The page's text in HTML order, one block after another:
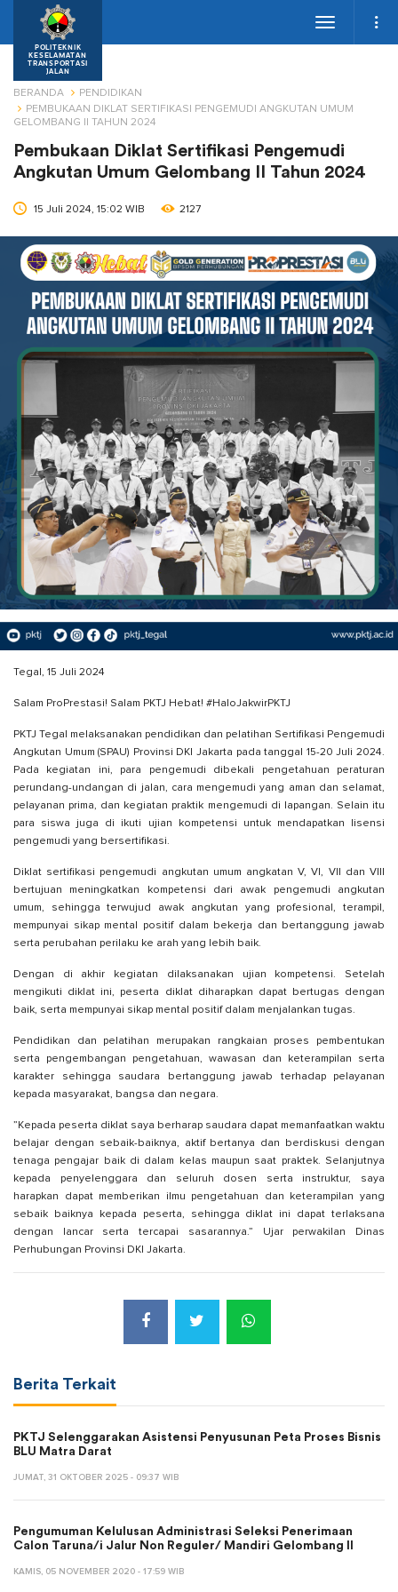
POLITEKNIK
KESELAMATAN
TRANSPORTASI
JALAN
Toggle
BERANDA
PENDIDIKAN
PEMBUKAAN DIKLAT SERTIFIKASI PENGEMUDI ANGKUTAN UMUM
GELOMBANG II TAHUN 2024
Pembukaan Diklat Sertifikasi Pengemudi
Angkutan Umum Gelombang II Tahun 2024
15 Juli 2024, 15:02 WIB 2127
Tegal, 15 Juli 2024
Salam ProPrestasi! Salam PKTJ Hebat! #HaloJakwirPKTJ
PKTJ Tegal melaksanakan pendidikan dan pelatihan Sertifikasi Pengemudi
Angkutan Umum (SPAU) Provinsi DKI Jakarta pada tanggal 15-20 Juli 2024.
Pada kegiatan ini, para pengemudi dibekali pengetahuan peraturan
perundang-undangan di jalan, cara mengemudi yang aman dan selamat,
pelayanan prima, dan kegiatan praktik mengemudi di lapangan. Selain itu
para siswa juga di ikuti ujian kompetensi untuk mendapatkan lisensi
pengemudi yang bersertifikasi.
Diklat sertifikasi pengemudi angkutan umum angkatan V, VI, VII dan VIII
bertujuan meningkatkan kompetensi dari awak pengemudi angkutan
umum, sehingga terwujud awak angkutan yang profesional, terampil,
mempunyai sikap mental positif dalam bekerja dan bertanggung jawab
serta perubahan perilaku ke arah yang lebih baik.
Dengan di akhir kegiatan dilaksanakan ujian kompetensi. Setelah
mengikuti diklat ini, peserta diklat diharapkan dapat bertugas dengan
baik, serta mempunyai sikap mental positif dalam menjalankan tugas.
Pendidikan dan pelatihan merupakan rangkaian proses pembentukan
serta pengembangan pengetahuan, wawasan dan keterampilan serta
karakter sehingga saudara bertanggung jawab terhadap pelayanan
kepada masyarakat, bangsa dan negara.
”Kepada peserta diklat saya berharap saudara dapat memanfaatkan waktu
belajar dengan sebaik-baiknya, aktif bertanya dan berdiskusi dengan
tenaga pengajar baik di dalam kelas maupun saat praktek. Selanjutnya
kepada penyelenggara dan seluruh dosen serta instruktur, saya
harapkan dapat memberikan ilmu pengetahuan dan keterampilan yang
sebaik baiknya kepada peserta, sehingga diklat ini dapat terlaksana
dengan lancar serta tercapai sasarannya.” Ujar perwakilan Dinas
Perhubungan Provinsi DKI Jakarta.
Berita Terkait
PKTJ Selenggarakan Asistensi Penyusunan Peta Proses Bisnis
BLU Matra Darat
JUMAT, 31 OKTOBER 2025 - 09:37 WIB
Pengumuman Kelulusan Administrasi Seleksi Penerimaan
Calon Taruna/i Jalur Non Reguler/ Mandiri Gelombang II
KAMIS, 05 NOVEMBER 2020 - 17:59 WIB